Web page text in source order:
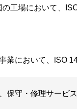
工場において、
において、ISO
保守・修理サービス